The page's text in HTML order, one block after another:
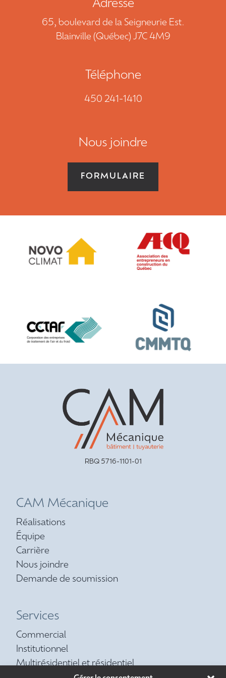
DEMANDE DE SOUMISSION
Adresse
65, boulevard de la Seigneurie Est.
Blainville (Québec) J7C 4M9
Téléphone
450 241-1410
Nous joindre
FORMULAIRE
RBQ 5716-1101-01
CAM Mécanique
Réalisations
Équipe
Carrière
Nous joindre
Demande de soumission
Services
Commercial
Institutionnel
Multirésidentiel et résidentiel